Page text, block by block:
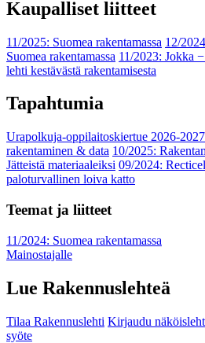
Kaupalliset liitteet
11/2025: Suomea rakentamassa 12/
Suomea rakentamassa 11/2023: Jokka
lehti kestävästä rakentamisesta
Tapahtumia
Urapolkuja-oppilaitoskiertue 2026-2027
rakentaminen & data 10/2025:
Jätteistä materiaaleiksi 09/2024:
paloturvallinen loiva katto
Teemat ja liitteet
11/2024: Suomea rakentamassa
Mainostajalle
Lue Rakennuslehteä
Tilaa Rakennuslehti Kirjaudu
syöte